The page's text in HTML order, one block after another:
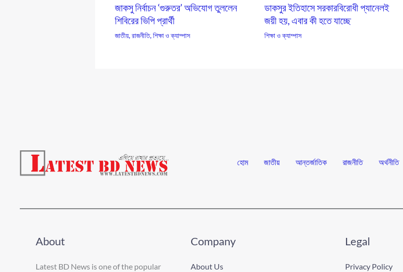
জাকসু নির্বাচন ‘গুরুতর’ অভিযোগ তুললেন
শিবিরের ভিপি প্রার্থী
জাতীয়,রাজনীতি,শিক্ষা ও ক্যাম্পাস
ডাকসুর ইতিহাসে সরকারবিরোধী প্যানেলই
জয়ী হয়, এবার কী হতে যাচ্ছে
শিক্ষা ও ক্যাম্পাস
হোম জাতীয় আন্তর্জাতিক রাজনীতি অর্থনীতি
About
Latest BD News is one of the popular
Company
About Us
Legal
Privacy Policy